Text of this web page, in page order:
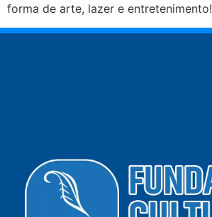
forma de arte, lazer e entretenimento!